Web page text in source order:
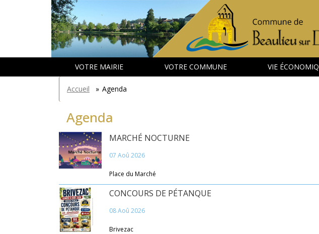
VOTRE MAIRIE VOTRE COMMUNE VIE
You
are
here
Accueil » Agenda
Agenda
MARCHÉ NOCTURNE
07 Aoû 2026
Place du Marché
CONCOURS DE PÉTANQUE
08 Aoû 2026
Brivezac
Panneau de gestion des cookies